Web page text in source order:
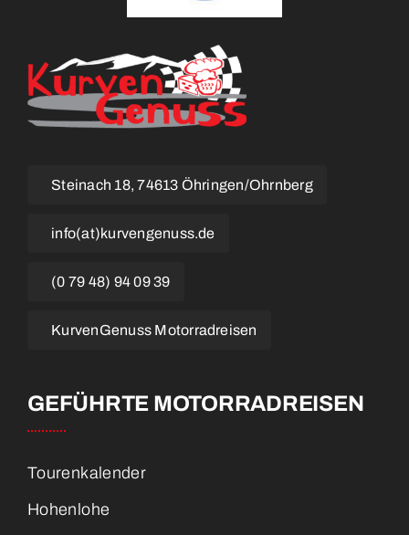
Steinach 18, 74613 Öhringen/Ohrnberg
info(at)kurvengenuss.de
(0 79 48) 94 09 39
KurvenGenuss Motorradreisen
GEFÜHRTE MOTORRADREISEN
Tourenkalender
Hohenlohe